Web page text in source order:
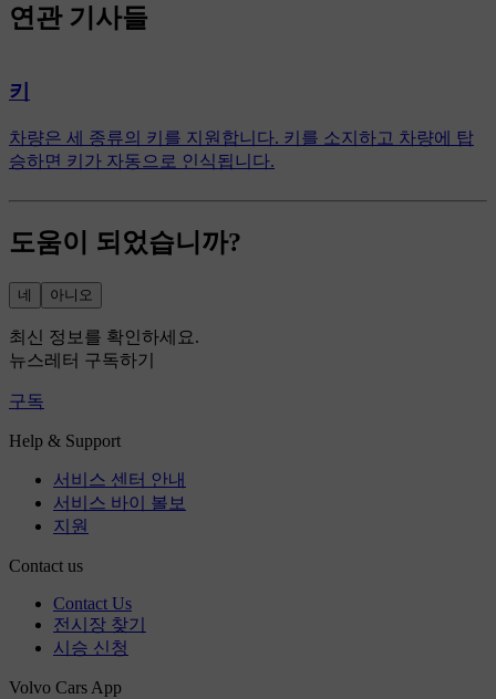
연관 기사들
키
차량은 세 종류의 키를 지원합니다. 키를 소지하고 차량에 탑
승하면 키가 자동으로 인식됩니다.
도움이 되었습니까?
네 아니오